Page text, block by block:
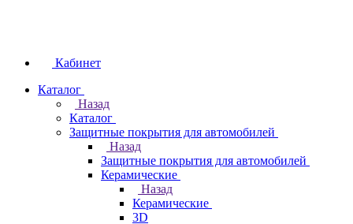
Кабинет
Каталог
Назад
Каталог
Защитные покрытия для автомобилей
Назад
Защитные покрытия для автомобилей
Керамические
Назад
Керамические
3D